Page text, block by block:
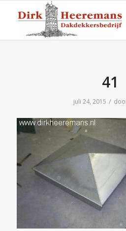
41
juli 24, 2015 /